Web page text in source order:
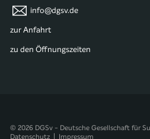
info@dgsv.de
zur Anfahrt
zu den Öffnungszeiten
© 2026 DGSv - Deutsche Gesellschaft für
Datenschutz
Impressum